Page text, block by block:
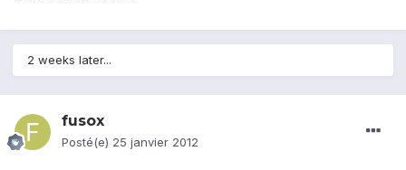
2 weeks later...
fusox
Posté(e) 25 janvier 2012